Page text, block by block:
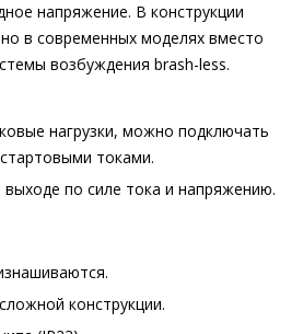
напряжение. В конструкции
в современных моделях вместо
возбуждения brash-less.
нагрузки, можно подключать
токами.
по силе тока и напряжению.
конструкции.